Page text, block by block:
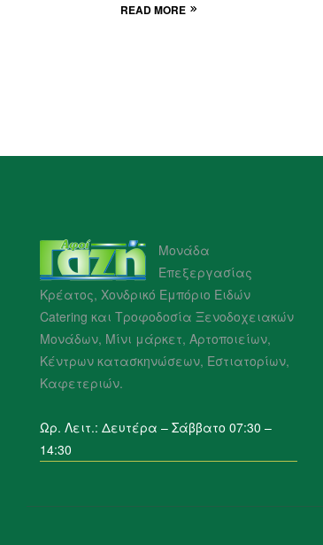
READ MORE
Μονάδα
Επεξεργασίας
Κρέατος, Χονδρικό Εμπόριο Ειδών
Catering και Τροφοδοσία Ξενοδοχειακών
Μονάδων, Μίνι μάρκετ, Αρτοποιείων,
Κέντρων κατασκηνώσεων, Εστιατορίων,
Καφετεριών.
Ωρ. Λειτ.: Δευτέρα – Σάββατο 07:30 –
14:30